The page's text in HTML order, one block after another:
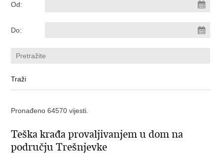
Od:
Do:
Pronađeno 64570 vijesti.
Teška krađa provaljivanjem u dom na
području Trešnjevke